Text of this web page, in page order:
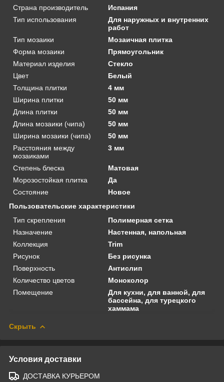
Страна производитель
Испания
Тип использования
Для наружных и внутренних
работ
Тип мозаики
Мозаичная плитка
Форма мозаики
Прямоугольник
Материал изделия
Стекло
Цвет
Белый
Толщина плитки
4 мм
Ширина плитки
50 мм
Длина плитки
50 мм
Длина мозаики (чипа)
50 мм
Ширина мозаики (чипа)
50 мм
Расстояния между
мозаиками
3 мм
Степень блеска
Матовая
Морозостойкая плитка
Да
Состояние
Новое
Пользовательские характеристики
Тип скрепления
Полимерная сетка
Назначение
Настенная, напольная
Коллекция
Trim
Рисунок
Без рисунка
Поверхность
Антислип
Количество цветов
Моноколор
Помещение
Для кухни, для ванной, для
бассейна, для турецкого
хаммама
Скрыть
Условия доставки
ДОСТАВКА КУРЬЕРОМ